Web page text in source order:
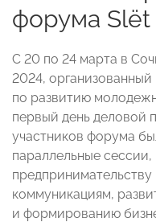
форума
С 20 по 24 марта в
2024,
по развитию
первый день деловой
участников форума
параллельные
коммуникациям,
и формированию